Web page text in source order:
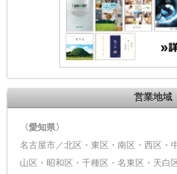
営業地域
〈愛知県〉
名古屋市／北区・東区・南区・西区・
山区・昭和区・千種区・名東区・天白